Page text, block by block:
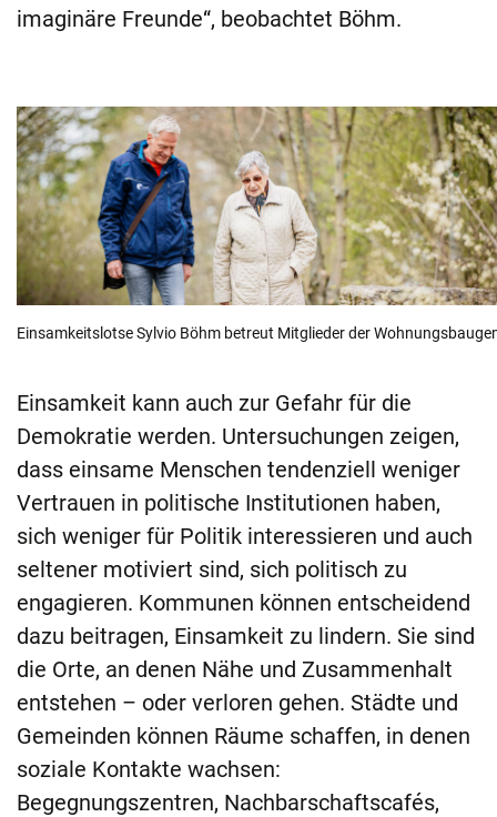
imaginäre Freunde“, beobachtet Böhm.
Einsamkeitslotse Sylvio Böhm betreut Mitglieder der
Einsamkeit kann auch zur Gefahr für die
Demokratie werden. Untersuchungen zeigen,
dass einsame Menschen tendenziell weniger
Vertrauen in politische Institutionen haben,
sich weniger für Politik interessieren und auch
seltener motiviert sind, sich politisch zu
engagieren. Kommunen können entscheidend
dazu beitragen, Einsamkeit zu lindern. Sie sind
die Orte, an denen Nähe und Zusammenhalt
entstehen – oder verloren gehen. Städte und
Gemeinden können Räume schaffen, in denen
soziale Kontakte wachsen:
Begegnungszentren, Nachbarschaftscafés,